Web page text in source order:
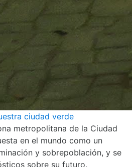
ciudad verde
metropolitana de la Ciudad
en el mundo como un
y sobrepoblación, y se
sobre su futuro.